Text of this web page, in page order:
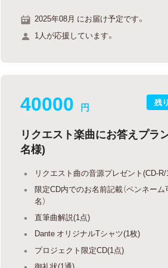
2025年08月 にお届け予定です。
1人が応援しています。
残
40000 円
リクエスト楽曲にお答えプラ
名様)
リクエスト曲の音源プレゼント(CD-
限定CD内でのお名前記載（ペンネーム
名）
直筆曲解説(1点)
Dante オリジナルTシャツ(1枚)
プロジェクト限定CD(1点)